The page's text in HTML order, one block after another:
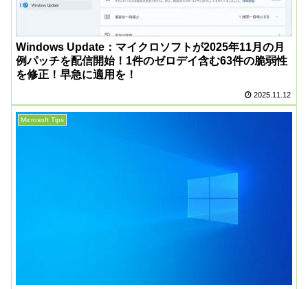
Windows Update：マイクロソフトが2025年11月の月
例パッチを配信開始！1件のゼロデイ含む63件の脆弱性
を修正！早急に適用を！
2025.11.12
Microsoft Tips